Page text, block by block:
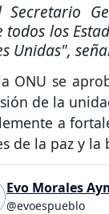
Secretario
todos los
Unidas",
ONU se
de la
a
de la paz y la
Evo Morales
@evoespueblo